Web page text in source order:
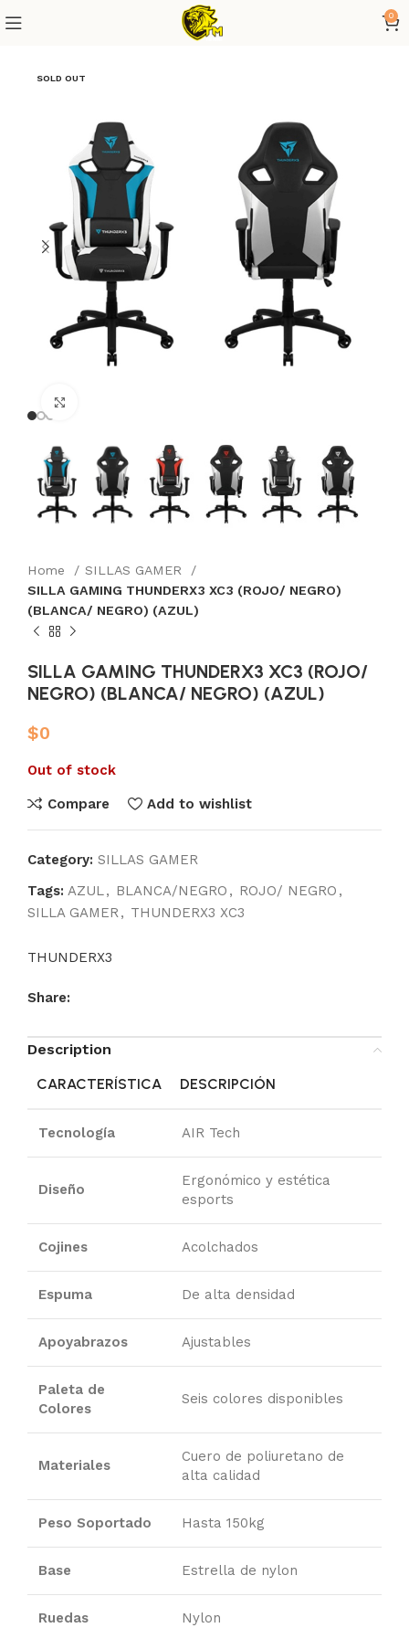
0
SOLD OUT
Home
SILLAS GAMER
SILLA GAMING THUNDERX3 XC3 (ROJO/ NEGRO)
(BLANCA/ NEGRO) (AZUL)
SILLA GAMING THUNDERX3 XC3 (ROJO/
NEGRO) (BLANCA/ NEGRO) (AZUL)
$0
Out of stock
Compare Add to wishlist
Category: SILLAS GAMER
Tags: AZUL, BLANCA/NEGRO , ROJO/ NEGRO ,
SILLA GAMER, THUNDERX3 XC3
THUNDERX3
Share:
Description
CARACTERÍSTICA
DESCRIPCIÓN
Tecnología AIR Tech
Diseño
Ergonómico y estética
esports
Cojines Acolchados
Espuma De alta densidad
Apoyabrazos Ajustables
Paleta de
Colores
Seis colores disponibles
Materiales
Cuero de poliuretano de
alta calidad
Peso Soportado Hasta 150kg
Base Estrella de nylon
Ruedas Nylon